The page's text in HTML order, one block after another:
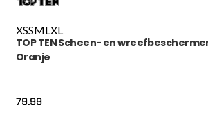
XSSMLXL
TOP TEN Scheen- en
Oranje
79.99